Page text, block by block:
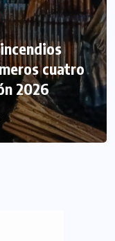
cuatro
2026